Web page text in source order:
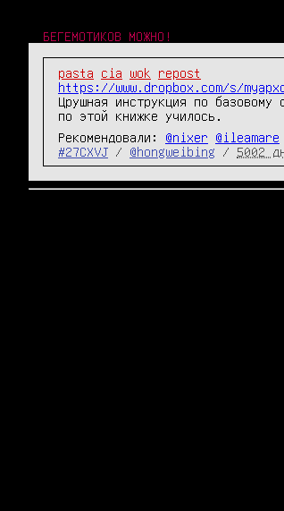
БЕГЕМОТИКОВ МОЖНО!
pasta cia wok
repost
https://www.dropbox.com/s/
Црушная инструкция по
по этой книжке училось.
Рекомендовали: @nixer
@ileamare
#27CXVJ
/ @hongweibing / 5002